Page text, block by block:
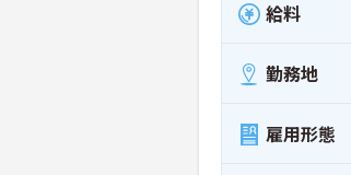
給料
勤務地
雇用形態